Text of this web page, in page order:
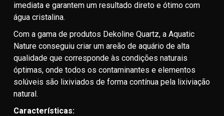
imediata e garantem um resultado direto e ótimo com
água cristalina.
Com a gama de produtos Dekoline Quartz, a Aquatic
Nature conseguiu criar um areão de aquário de alta
qualidade que corresponde às condições naturais
óptimas, onde todos os contaminantes e elementos
solúveis são lixiviados de forma contínua pela lixiviação
natural.
Características: